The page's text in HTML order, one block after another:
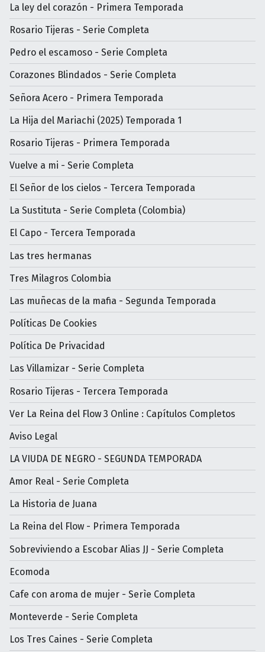
La ley del corazón - Primera Temporada
Rosario Tijeras - Serie Completa
Pedro el escamoso - Serie Completa
Corazones Blindados - Serie Completa
Señora Acero - Primera Temporada
La Hija del Mariachi (2025) Temporada 1
Rosario Tijeras - Primera Temporada
Vuelve a mi - Serie Completa
El Señor de los cielos - Tercera Temporada
La Sustituta - Serie Completa (Colombia)
El Capo - Tercera Temporada
Las tres hermanas
Tres Milagros Colombia
Las muñecas de la mafia - Segunda Temporada
Políticas De Cookies
Política De Privacidad
Las Villamizar - Serie Completa
Rosario Tijeras - Tercera Temporada
Ver La Reina del Flow 3 Online : Capítulos Completos
Aviso Legal
LA VIUDA DE NEGRO - SEGUNDA TEMPORADA
Amor Real - Serie Completa
La Historia de Juana
La Reina del Flow - Primera Temporada
Sobreviviendo a Escobar Alias JJ - Serie Completa
Ecomoda
Cafe con aroma de mujer - Serìe Completa
Monteverde - Serie Completa
Los Tres Caines - Serie Completa